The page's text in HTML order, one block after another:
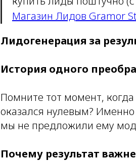
Магазин Лидов Gramor
Лидогенерация за
История одного
Помните тот момент,
оказался нулевым?
мы не предложили ему
Почему результат